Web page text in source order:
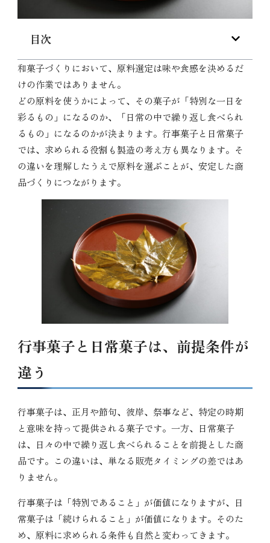
目次
和菓子づくりにおいて、原料選定は味や食感を決めるだ
けの作業ではありません。
どの原料を使うかによって、その菓子が「特別な一日を
彩るもの」になるのか、「日常の中で繰り返し食べられ
るもの」になるのかが決まります。行事菓子と日常菓子
では、求められる役割も製造の考え方も異なります。そ
の違いを理解したうえで原料を選ぶことが、安定した商
品づくりにつながります。
行事菓子と日常菓子は、前提条件が
違う
行事菓子は、正月や節句、彼岸、祭事など、特定の時期
と意味を持って提供される菓子です。一方、日常菓子
は、日々の中で繰り返し食べられることを前提とした商
品です。この違いは、単なる販売タイミングの差ではあ
りません。
行事菓子は「特別であること」が価値になりますが、日
常菓子は「続けられること」が価値になります。そのた
め、原料に求められる条件も自然と変わってきます。